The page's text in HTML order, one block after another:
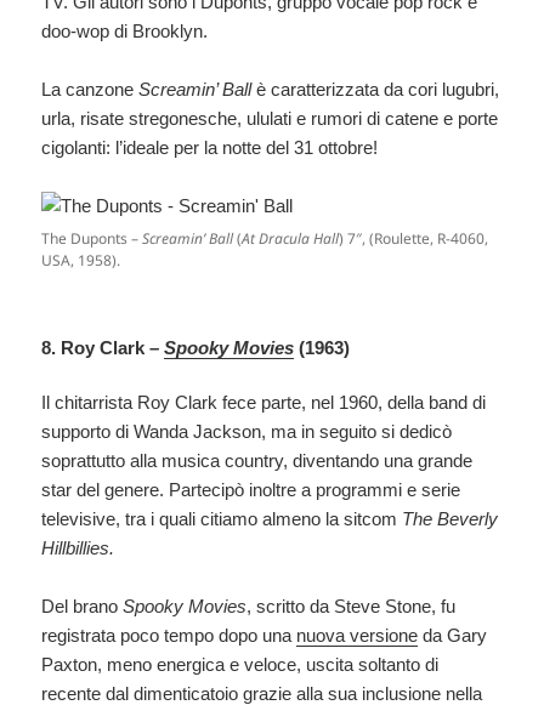
doo-wop di Brooklyn.
La canzoneScreamin’ Ballè caratterizzata da cori lugubri,
urla, risate stregonesche, ululati e rumori di catene e porte
cigolanti: l’ideale per la notte del 31 ottobre!
The Duponts –Screamin’ Ball(At Dracula Hall) 7″, (Roulette, R-4060,
USA, 1958).
8. Roy Clark –Spooky Movies (1963)
Il chitarrista Roy Clark fece parte, nel 1960, della band di
supporto di Wanda Jackson, ma in seguito si dedicò
soprattutto alla musica country, diventando una grande
star del genere. Partecipò inoltre a programmi e serie
televisive, tra i quali citiamo almeno la sitcom The Beverly
Hillbillies.
Del branoSpooky Movies, scritto da Steve Stone, fu
registrata poco tempo dopo una nuova versione da Gary
Paxton, meno energica e veloce, uscita soltanto di
recente dal dimenticatoio grazie alla sua inclusione nella